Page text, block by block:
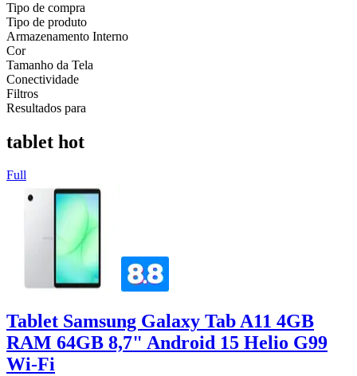
Tipo de compra
Tipo de produto
Armazenamento Interno
Cor
Tamanho da Tela
Conectividade
Filtros
Resultados para
tablet hot
Full
Tablet Samsung Galaxy Tab A11 4GB
RAM 64GB 8,7" Android 15 Helio G99
Wi-Fi